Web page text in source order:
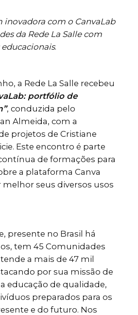
inovadora com o CanvaLab
da Rede La Salle com
.
a Rede La Salle recebeu
portfólio de
, conduzida pelo
Almeida, com a
projetos de Cristiane
Este encontro é parte
de formações para
a plataforma Canva
seus diversos usos
presente no Brasil há
tem 45 Comunidades
a mais de 47 mil
por sua missão de
educação de qualidade,
preparados para os
e do futuro. Nos